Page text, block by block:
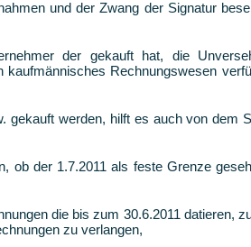
und der Zwang der Signatur
der gekauft hat, die
kaufmännisches Rechnungswesen
gekauft werden, hilft es auch von dem
ob der 1.7.2011 als feste Grenze
die bis zum 30.6.2011 datieren,
zu verlangen,